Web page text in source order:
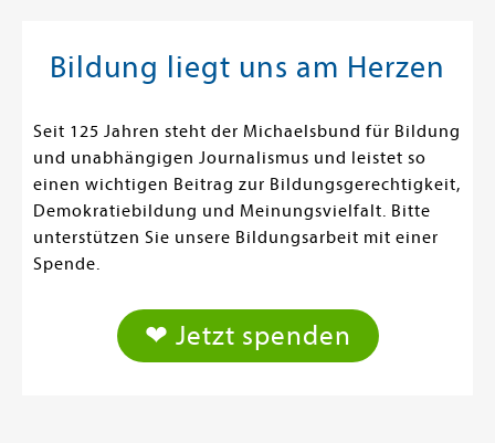
Bildung liegt uns am Herzen
Seit 125 Jahren steht der Michaelsbund für Bildung
und unabhängigen Journalismus und leistet so
einen wichtigen Beitrag zur Bildungsgerechtigkeit,
Demokratiebildung und Meinungsvielfalt. Bitte
unterstützen Sie unsere Bildungsarbeit mit einer
Spende.
❤ Jetzt spenden